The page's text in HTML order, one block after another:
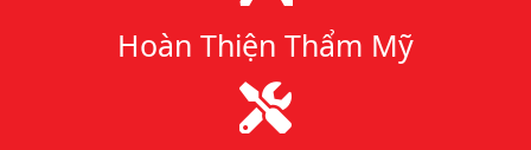
Hoàn Thiện Thẩm Mỹ